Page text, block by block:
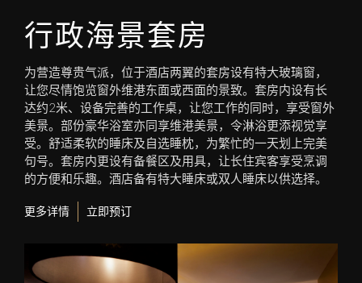
行政海景套房
为营造尊贵气派，位于酒店两翼的套房设有特大玻璃窗，
让您尽情饱览窗外维港东面或西面的景致。套房内设有长
达约2米、设备完善的工作桌，让您工作的同时，享受窗外
美景。部份豪华浴室亦同享维港美景，令淋浴更添视觉享
受。舒适柔软的睡床及自选睡枕，为繁忙的一天划上完美
句号。套房内更设有备餐区及用具，让长住宾客享受烹调
的方便和乐趣。酒店备有特大睡床或双人睡床以供选择。
更多详情 立即预订